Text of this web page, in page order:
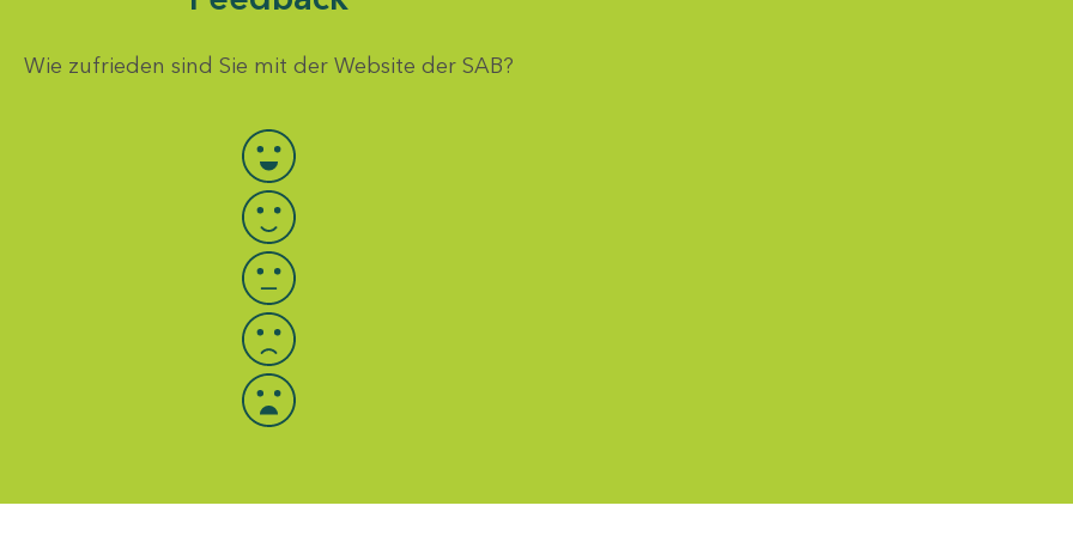
Wie zufrieden sind Sie mit der Website der SAB?
Bewertung auswählen